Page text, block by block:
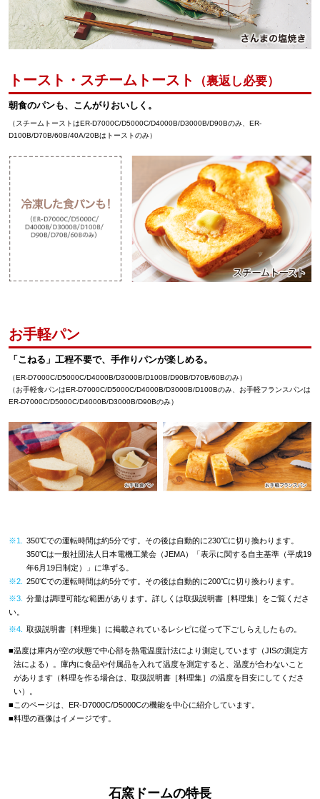
トースト・スチームトースト （裏返し必要）
朝食のパンも、 こんがりおいしく。
（スチームトーストはER-D7000C/D5000C/D4000B/D3000B/D90Bのみ、ER-
D100B/D70B/60B/40A/20Bはトーストのみ）
お手軽パン
「こねる」工程不要で、手作りパンが楽しめる。
（ER-D7000C/D5000C/D4000B/D3000B/D100B/D90B/D70B/60Bのみ）
（お手軽食パンはER-D7000C/D5000C/D4000B/D3000B/D100Bのみ、お手軽フランスパンは
ER-D7000C/D5000C/D4000B/D3000B/D90Bのみ）
※1.
350℃での運転時間は約5分です。その後は自動的に230℃に切り換わります。
350℃は一般社団法人日本電機工業会（JEMA）「表示に関する自主基準（平成19
年6月19日制定）」に準ずる。
※2.
250℃での運転時間は約5分です。その後は自動的に200℃に切り換わります。
※3.
分量は調理可能な範囲があります。詳しくは取扱説明書［料理集］をご覧くださ
い。
※4.
取扱説明書［料理集］に掲載されているレシピに従って下ごしらえしたもの。
■温度は庫内が空の状態で中心部を熱電温度計法により測定しています（JISの測定方
法による）。庫内に食品や付属品を入れて温度を測定すると、温度が合わないこと
があります（料理を作る場合は、取扱説明書［料理集］の温度を目安にしてくださ
い）。
■ このページは、ER-D7000C/D5000Cの機能を中心に紹介しています。
■料理の画像はイメージです。
石窯ドームの特長